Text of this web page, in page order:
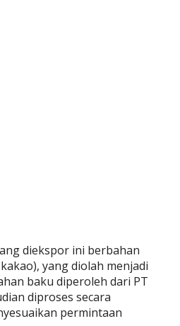
diekspor ini berbahan
yang diolah menjadi
baku diperoleh dari PT
diproses secara
permintaan